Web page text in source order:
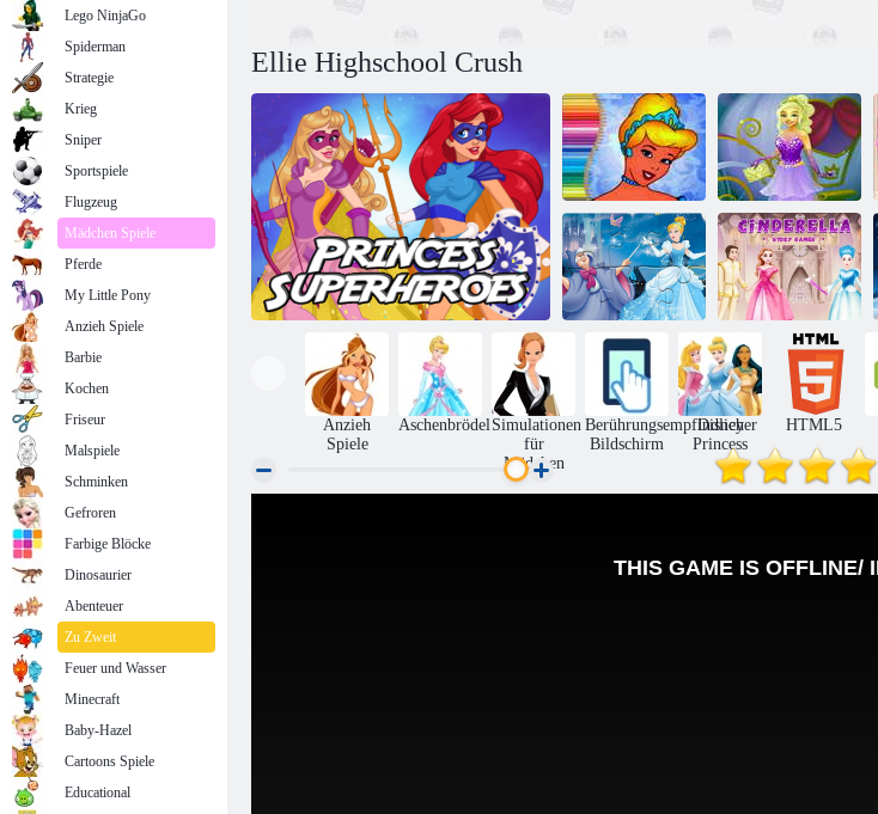
Ellie Highschool Crush
Malbuch für
Cinderella
Aschenputtel
Dress Up Mode
Nova
Puzzle:
Aschenputtel
verwandelt sich
Cinderella-
Story-Spiele
Anzieh
Spiele
AschenbrödelSimulationen
für
Mädchen
Berührungsempfindlicher
Bildschirm
Disney
Princess
HTML5
Lego NinjaGo
Spiderman
Strategie
Krieg
Sniper
Sportspiele
Flugzeug
Mädchen Spiele
Pferde
My Little Pony
Anzieh Spiele
Barbie
Kochen
Friseur
Malspiele
Schminken
Gefroren
Farbige Blöcke
Dinosaurier
Abenteuer
Zu Zweit
Feuer und Wasser
Minecraft
Baby-Hazel
Cartoons Spiele
Educational